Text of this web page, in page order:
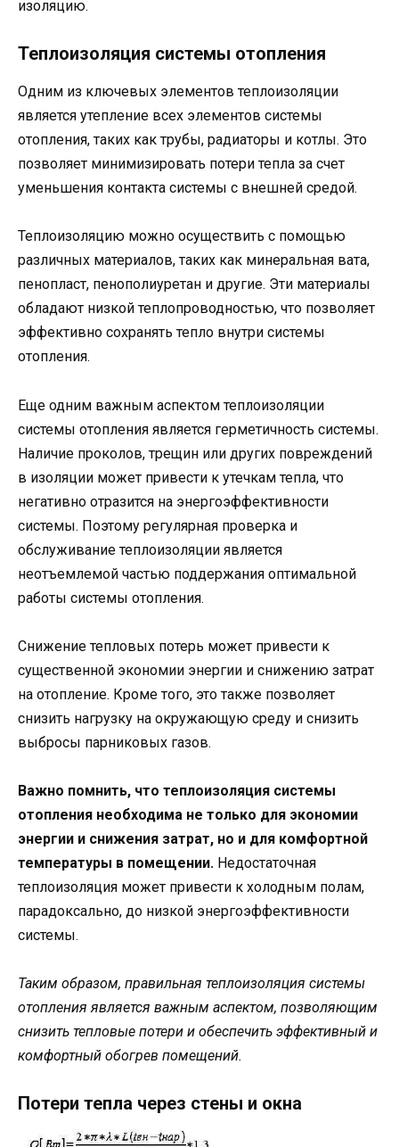
изоляцию.
Теплоизоляция системы отопления
Одним из ключевых элементов теплоизоляции
является утепление всех элементов системы
отопления, таких как трубы, радиаторы и котлы. Это
позволяет минимизировать потери тепла за счет
уменьшения контакта системы с внешней средой.
Теплоизоляцию можно осуществить с помощью
различных материалов, таких как минеральная вата,
пенопласт, пенополиуретан и другие. Эти материалы
обладают низкой теплопроводностью, что позволяет
эффективно сохранять тепло внутри системы
отопления.
Еще одним важным аспектом теплоизоляции
системы отопления является герметичность системы.
Наличие проколов, трещин или других повреждений
в изоляции может привести к утечкам тепла, что
негативно отразится на энергоэффективности
системы. Поэтому регулярная проверка и
обслуживание теплоизоляции является
неотъемлемой частью поддержания оптимальной
работы системы отопления.
Снижение тепловых потерь может привести к
существенной экономии энергии и снижению затрат
на отопление. Кроме того, это также позволяет
снизить нагрузку на окружающую среду и снизить
выбросы парниковых газов.
Важно помнить, что теплоизоляция системы
отопления необходима не только для экономии
энергии и снижения затрат, но и для комфортной
температуры в помещении. Недостаточная
теплоизоляция может привести к холодным полам,
парадоксально, до низкой энергоэффективности
системы.
Таким образом, правильная теплоизоляция системы
отопления является важным аспектом, позволяющим
снизить тепловые потери и обеспечить эффективный и
комфортный обогрев помещений.
Потери тепла через стены и окна